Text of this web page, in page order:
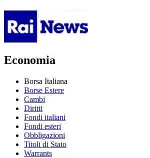
Economia
Borsa Italiana
Borse Estere
Cambi
Diritti
Fondi italiani
Fondi esteri
Obbligazioni
Titoli di Stato
Warrants